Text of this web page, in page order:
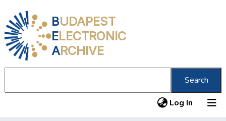
BUDAPEST
ELECTRONIC
ARCHIVE
Search
Log In (current)